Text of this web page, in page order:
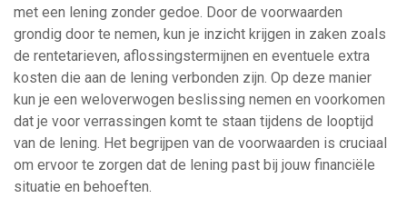
met een lening zonder gedoe. Door de voorwaarden
grondig door te nemen, kun je inzicht krijgen in zaken zoals
de rentetarieven, aflossingstermijnen en eventuele extra
kosten die aan de lening verbonden zijn. Op deze manier
kun je een weloverwogen beslissing nemen en voorkomen
dat je voor verrassingen komt te staan tijdens de looptijd
van de lening. Het begrijpen van de voorwaarden is cruciaal
om ervoor te zorgen dat de lening past bij jouw financiële
situatie en behoeften.